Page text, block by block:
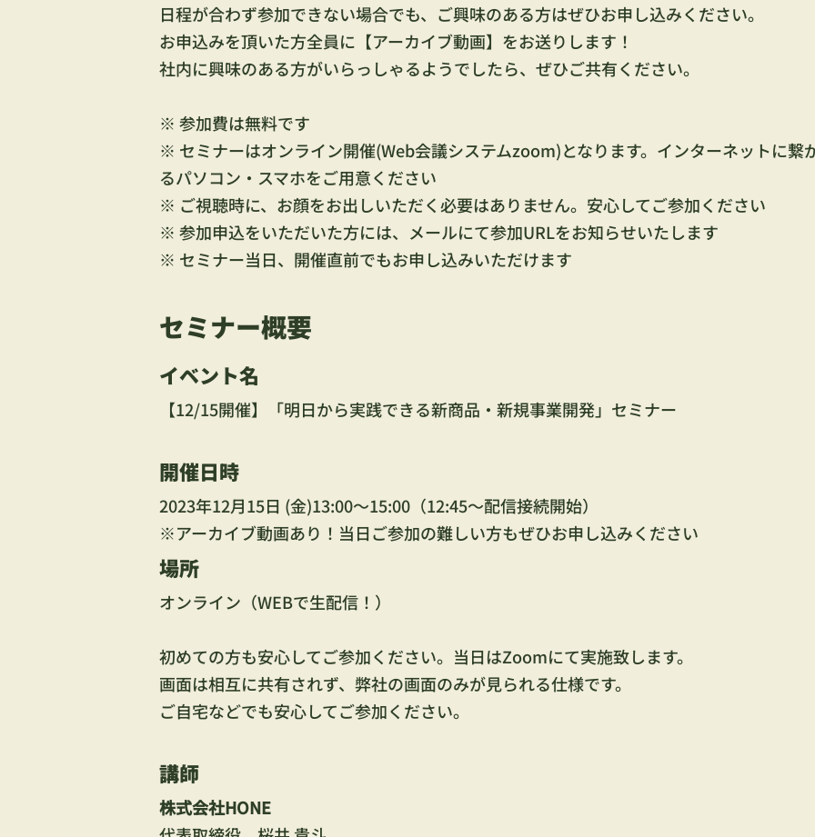
日程が合わず参加できない場合でも、ご興味のある方はぜひお申し込みください。
お申込みを頂いた方全員に【アーカイブ動画】をお送りします！
社内に興味のある方がいらっしゃるようでしたら、ぜひご共有ください。
※ 参加費は無料です
※ セミナーはオンライン開催(Web会議システムzoom)となります。インターネットに繋
るパソコン・スマホをご用意ください
※ ご視聴時に、お顔をお出しいただく必要はありません。安心してご参加ください
※ 参加申込をいただいた方には、メールにて参加URLをお知らせいたします
※ セミナー当日、開催直前でもお申し込みいただけます
セミナー概要
イベント名
【12/15開催】「明日から実践できる新商品・新規事業開発」セミナー
開催日時
2023年12月15日 (金)13:00～15:00（12:45～配信接続開始）
※アーカイブ動画あり！当日ご参加の難しい方もぜひお申し込みください
場所
オンライン（WEBで生配信！）
初めての方も安心してご参加ください。当日はZoomにて実施致します。
画面は相互に共有されず、弊社の画面のみが見られる仕様です。
ご自宅などでも安心してご参加ください。
講師
株式会社HONE